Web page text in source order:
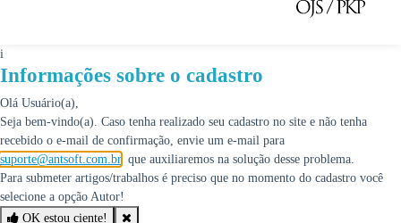
i
Informações sobre o cadastro
Olá Usuário(a),
Seja bem-vindo(a). Caso tenha realizado seu cadastro no site e não tenha
recebido o e-mail de confirmação, envie um e-mail para
suporte@antsoft.com.br , que auxiliaremos na solução desse problema.
Para submeter artigos/trabalhos é preciso que no momento do cadastro você
selecione a opção Autor!
OK estou ciente!